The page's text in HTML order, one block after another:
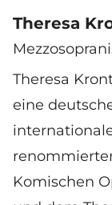
Theresa
Theresa
eine
Komischen